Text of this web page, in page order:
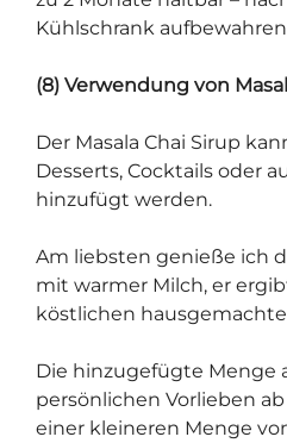
Kühlschrank
(8) Verwendung von
Der Masala Chai Sirup
Desserts, Cocktails oder
hinzufügt werden.
Am liebsten genieße ich
mit warmer Milch, er
köstlichen
Die hinzugefügte Menge
persönlichen Vorlieben
einer kleineren Menge